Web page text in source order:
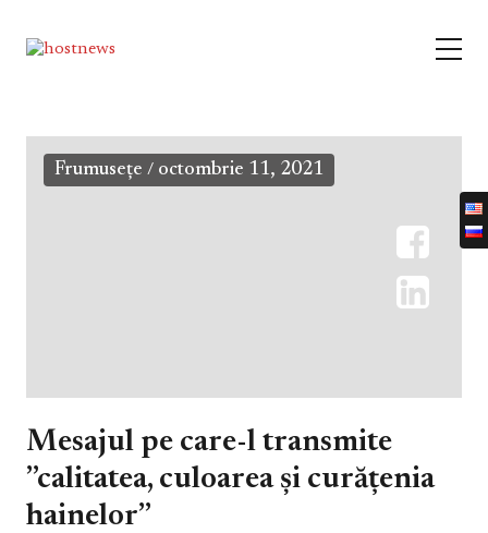
Frumusețe / octombrie 11, 2021
Mesajul pe care-l transmite
”calitatea, culoarea și curățenia
hainelor”